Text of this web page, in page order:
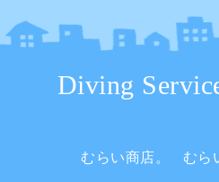
Diving
むらい商店。 むら